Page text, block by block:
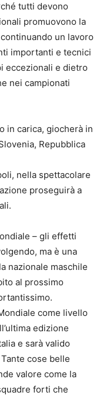
tutti devono
promuovono la
un lavoro
importanti e tecnici
eccezionali e dietro
nei campionati
in carica, giocherà in
Repubblica
nella spettacolare
proseguirà a
– gli effetti
ma è una
nazionale maschile
al prossimo
come livello
edizione
e sarà valido
cose belle
valore come la
forti che